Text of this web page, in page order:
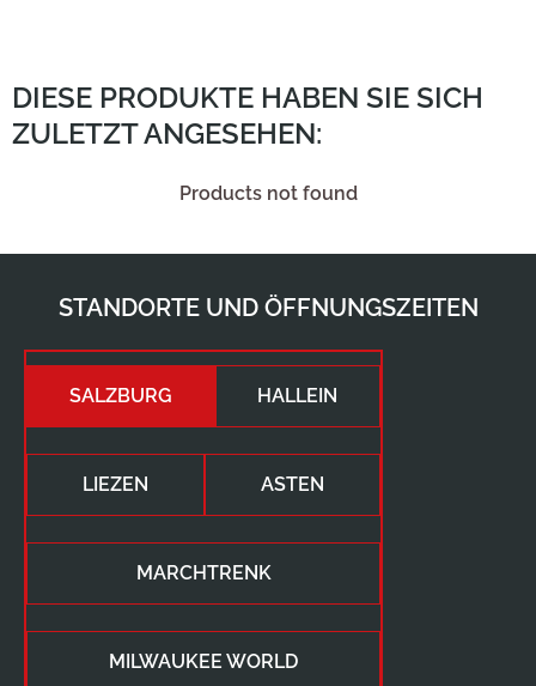
DIESE PRODUKTE HABEN SIE SICH
ZULETZT ANGESEHEN:
Products not found
STANDORTE UND ÖFFNUNGSZEITEN
SALZBURG HALLEIN
LIEZEN ASTEN
MARCHTRENK
MILWAUKEE WORLD